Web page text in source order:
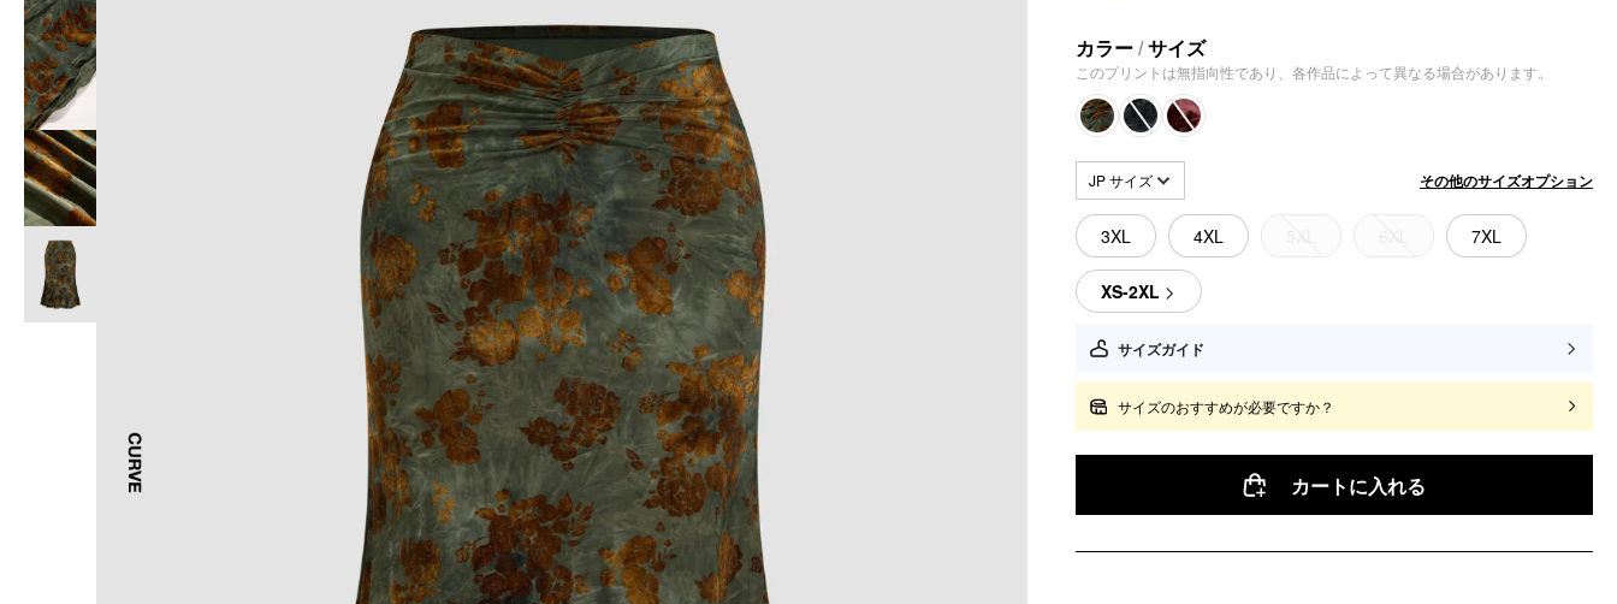
カラー/サイズ
このプリントは無指向性であり、各作品によって異なる場合があります。
JP サイズ その他のサイズオプション
3XL 4XL 7XL
XS-2XL
サイズガイド
サイズのおすすめが必要ですか？
カートに入れる